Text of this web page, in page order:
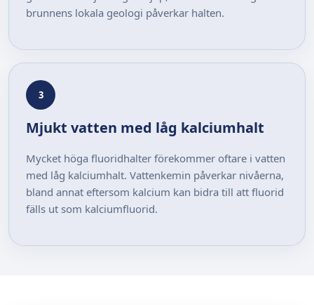
brunnens lokala geologi påverkar halten.
3
Mjukt vatten med låg kalciumhalt
Mycket höga fluoridhalter förekommer oftare i vatten
med låg kalciumhalt. Vattenkemin påverkar nivåerna,
bland annat eftersom kalcium kan bidra till att fluorid
fälls ut som kalciumfluorid.